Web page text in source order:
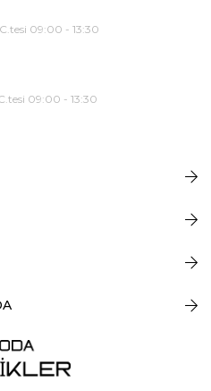
09:00 - 13:30
09:00 - 13:30